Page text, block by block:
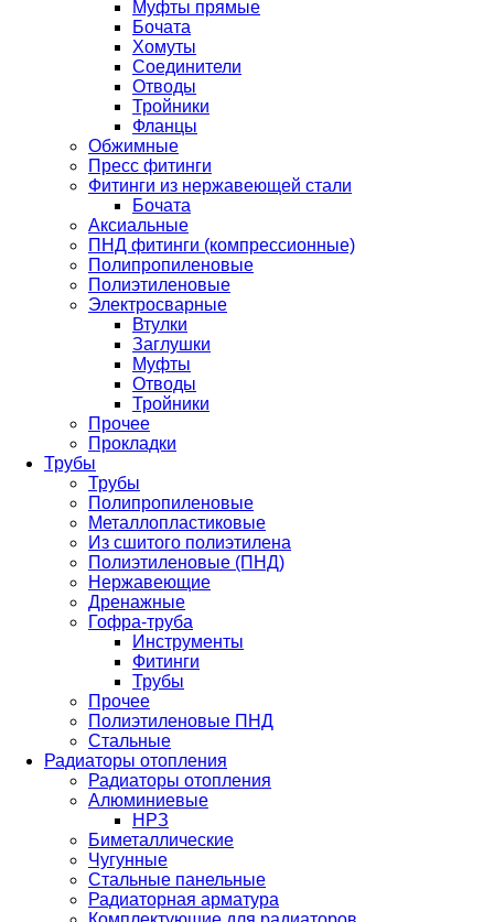
Муфты прямые
Бочата
Хомуты
Соединители
Отводы
Тройники
Фланцы
Обжимные
Пресс фитинги
Фитинги из нержавеющей стали
Бочата
Аксиальные
ПНД фитинги (компрессионные)
Полипропиленовые
Полиэтиленовые
Электросварные
Втулки
Заглушки
Муфты
Отводы
Тройники
Прочее
Прокладки
Трубы
Трубы
Полипропиленовые
Металлопластиковые
Из сшитого полиэтилена
Полиэтиленовые (ПНД)
Нержавеющие
Дренажные
Гофра-труба
Инструменты
Фитинги
Трубы
Прочее
Полиэтиленовые ПНД
Стальные
Радиаторы отопления
Радиаторы отопления
Алюминиевые
НРЗ
Биметаллические
Чугунные
Стальные панельные
Радиаторная арматура